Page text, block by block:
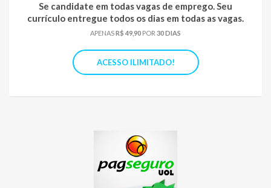
Se candidate em todas vagas de emprego. Seu
currículo entregue todos os dias em todas as vagas.
APENASR$ 49,90 POR 30 DIAS
ACESSO ILIMITADO!